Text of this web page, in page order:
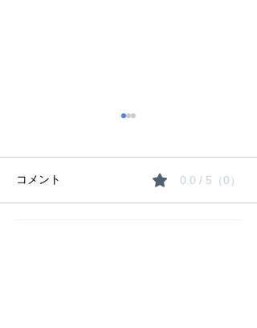
コメント 0.0 / 5（0）